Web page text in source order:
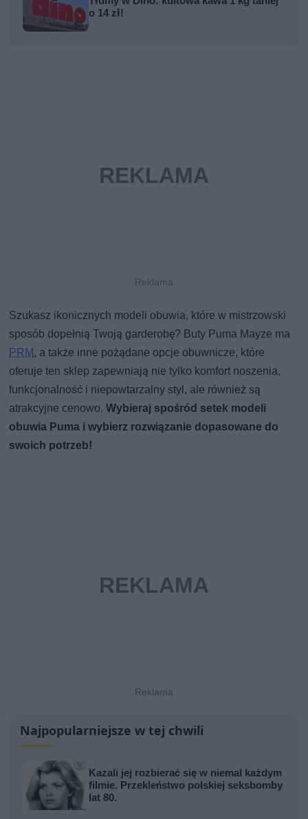
o 14 zł!
Szukasz ikonicznych modeli obuwia, które w mistrzowski
sposób dopełnią Twoją garderobę? Buty Puma Mayze ma
PRM, a także inne pożądane opcje obuwnicze, które
oferuje ten sklep zapewniają nie tylko komfort noszenia,
funkcjonalność i niepowtarzalny styl, ale również są
atrakcyjne cenowo.Wybieraj spośród setek modeli
obuwia Puma i wybierz rozwiązanie dopasowane do
swoich potrzeb!
Najpopularniejsze w tej chwili
Kazali jej rozbierać się w niemal każdym
filmie. Przekleństwo polskiej seksbomby
lat 80.